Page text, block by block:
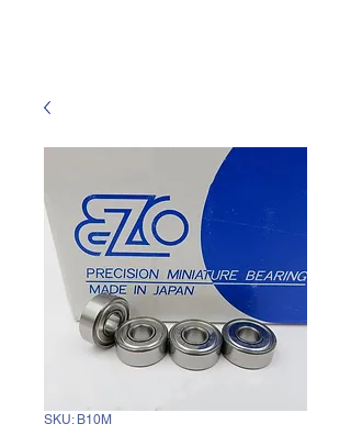
SKU: B10M